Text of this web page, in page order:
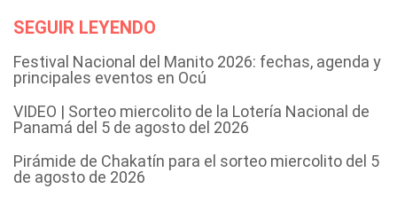
SEGUIR LEYENDO
Festival Nacional del Manito 2026: fechas, agenda y
principales eventos en Ocú
VIDEO | Sorteo miercolito de la Lotería Nacional de
Panamá del 5 de agosto del 2026
Pirámide de Chakatín para el sorteo miercolito del 5
de agosto de 2026